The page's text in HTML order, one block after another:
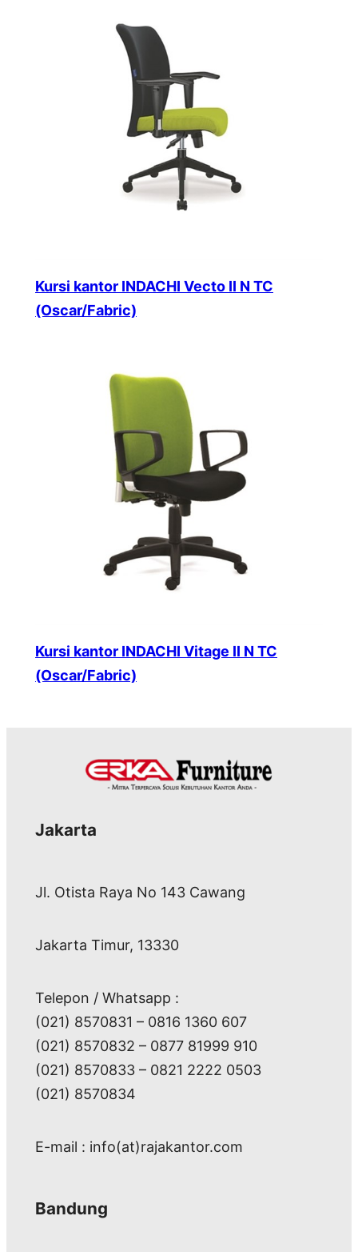
Kursi kantor INDACHI Vecto II N TC
(Oscar/Fabric)
Kursi kantor INDACHI Vitage II N TC
(Oscar/Fabric)
Jakarta
Jl. Otista Raya No 143 Cawang
Jakarta Timur, 13330
Telepon / Whatsapp :
(021) 8570831 – 0816 1360 607
(021) 8570832 – 0877 81999 910
(021) 8570833 – 0821 2222 0503
(021) 8570834
E-mail : info(at)rajakantor.com
Bandung